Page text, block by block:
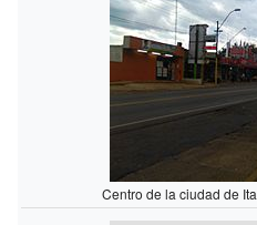
Centro de la ciudad de